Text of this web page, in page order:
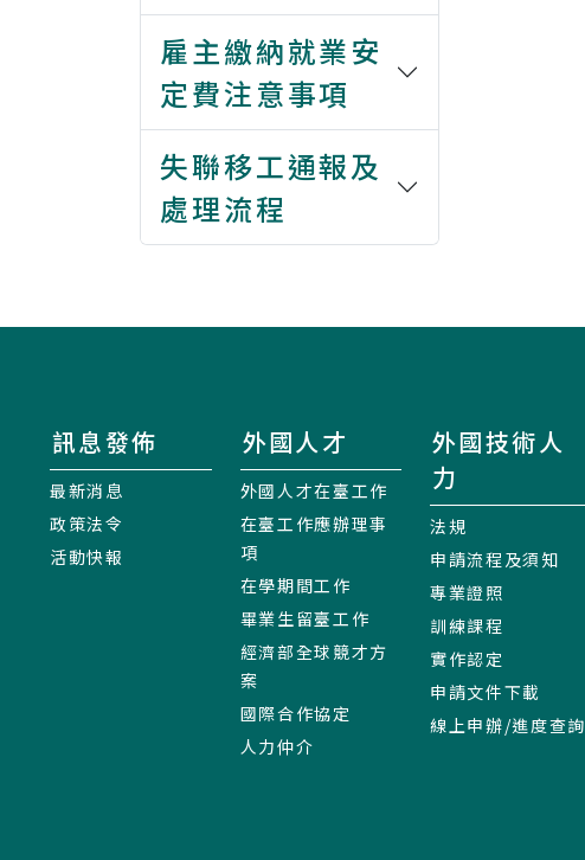
雇主繳納就業安
定費注意事項
失聯移工通報及
處理流程
訊息發佈
最新消息
政策法令
活動快報
外國人才
外國人才在臺工作
在臺工作應辦理事
項
在學期間工作
畢業生留臺工作
經濟部全球競才方
案
國際合作協定
人力仲介
外國技術人
力
法規
申請流程及須知
專業證照
訓練課程
實作認定
申請文件下載
線上申辦/進度查詢